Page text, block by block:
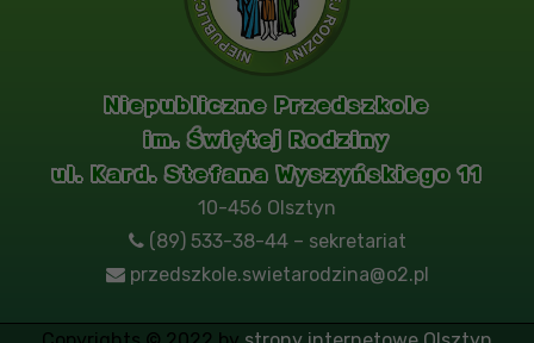
Niepubliczne Przedszkole
im. Świętej Rodziny
ul. Kard. Stefana Wyszyńskiego 11
10-456 Olsztyn
(89) 533-38-44 – sekretariat
przedszkole.swietarodzina@o2.pl